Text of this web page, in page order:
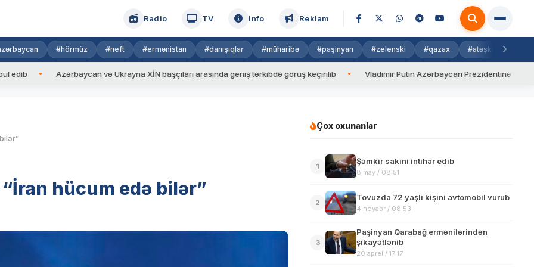
Radio TV Info Reklam
#hörmüz #neft #ermənistan #danışıqlar #müharibə #paşinyan #zelenski #qazax #atəşkəs
Azərbaycan və Ukrayna XİN başçıları arasında geniş tərkibdə görüş keçirilib Vladimir Putin Azərbaycan Prezidentinə zəng edib
hücum edə bilər”
Çox oxunanlar
1
Şəmkir sakini intihar edib
8 may / 08:51
2
Tovuzda 72 yaşlı kişini avtomobil vurub
4 noyabr / 08:53
3
Paşinyan Qarabağ ermənilərindən
şikayətlənib
20 aprel / 17:17